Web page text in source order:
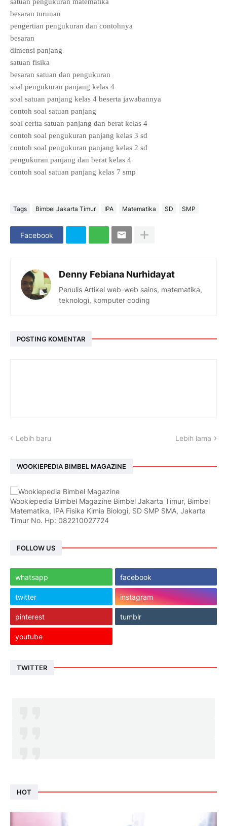
besaran turunan
pengertian pengukuran dan contohnya
besaran
dimensi panjang
satuan fisika
besaran satuan dan pengukuran
soal pengukuran panjang kelas 4
soal satuan panjang kelas 4 beserta jawabannya
contoh soal satuan panjang
soal cerita satuan panjang dan berat kelas 4
contoh soal pengukuran panjang kelas 3 sd
contoh soal pengukuran panjang kelas 2 sd
pengukuran panjang dan berat kelas 4
contoh soal satuan panjang kelas 7 smp
Tags Bimbel Jakarta Timur IPA Matematika SD SMP
Facebook
Denny Febiana Nurhidayat
Penulis Artikel web-web sains, matematika,
teknologi, komputer coding
POSTING KOMENTAR
Lebih baru Lebih lama
WOOKIEPEDIA BIMBEL MAGAZINE
Wookiepedia Bimbel Magazine Bimbel Jakarta Timur, Bimbel
Matematika, IPA Fisika Kimia Biologi, SD SMP SMA, Jakarta
Timur No. Hp: 082210027724
FOLLOW US
whatsapp facebook
twitter instagram
pinterest tumblr
youtube
TWITTER
HOT